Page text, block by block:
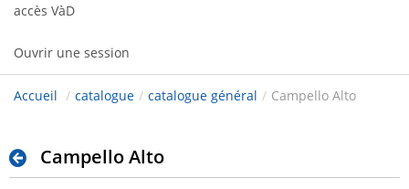
accès VàD
Ouvrir une session
Accueil / catalogue / catalogue général / Campello Alto
Campello Alto